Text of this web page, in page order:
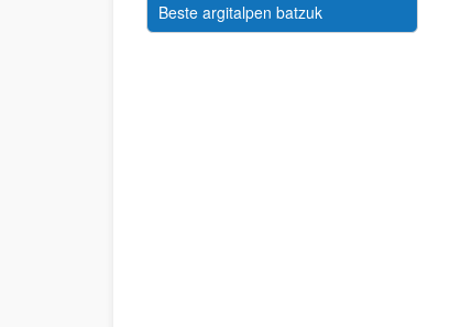
Beste argitalpen batzuk